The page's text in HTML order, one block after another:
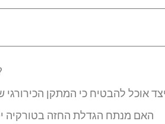
אילו כשירויות
האם מנתח הגדלת החזה בטורקיה